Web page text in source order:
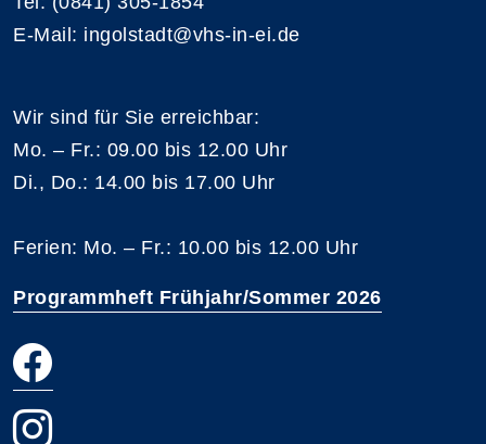
E-Mail: ingolstadt@vhs-in-ei.de
Wir sind für Sie erreichbar:
Mo. – Fr.: 09.00 bis 12.00 Uhr
Di., Do.: 14.00 bis 17.00 Uhr
Ferien: Mo. – Fr.: 10.00 bis 12.00 Uhr
Programmheft Frühjahr/Sommer 2026